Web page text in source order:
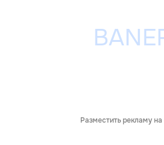
Разместить рекламу на